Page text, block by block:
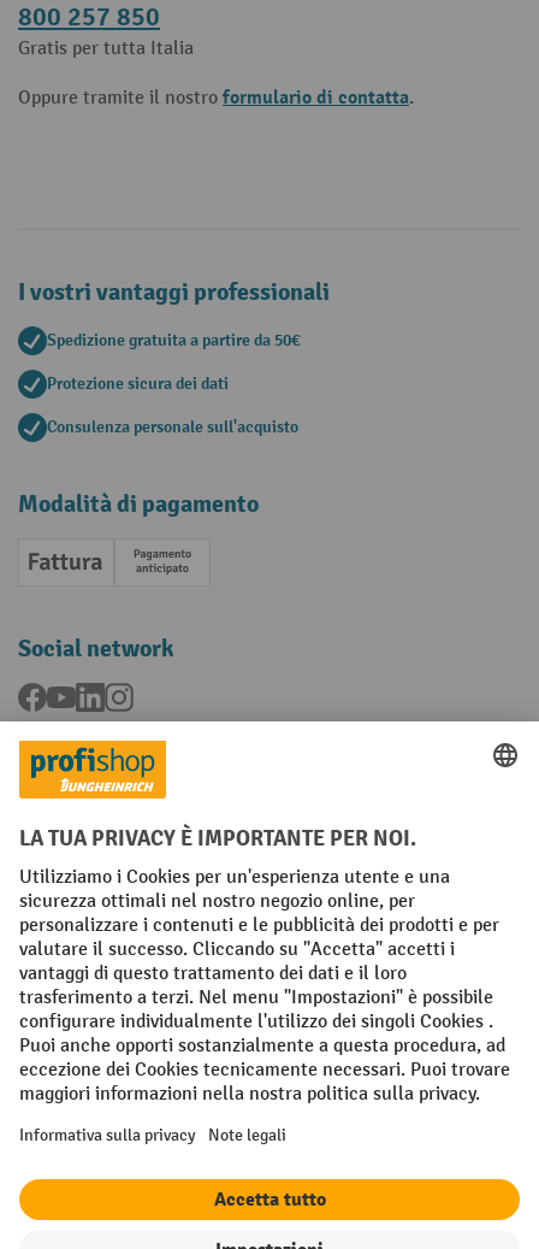
800 257 850
Gratis per tutta Italia
Oppure tramite il nostro formulario di contatta.
I vostri vantaggi professionali
Spedizione gratuita a partire da 50€
Protezione sicura dei dati
Consulenza personale sull'acquisto
Modalità di pagamento
Fattura Pagamento anticipato
Social network
Facebook
YouTubeLinkedInInstagram
Condizioni Generali di Vendita
Dichiarazione di protezione dei dati Impronta
Impostazioni sulla privacy
All prices excl. VAT plusshipping costsand possible delivery charges,
if not stated otherwise.
¹ Lo sconto è valido fino a esaurimento scorte. Lo sconto non si applica
ai prezzi speciali. Non è possibile la combinazione con altri sconti o
buoni in percentuale. | ² Lo sconto viene concesso una sola volta al
per 10 giorni e può essere riscosso online a partire da un valore netto
categoria di prodotto ed è fino al 10%. Sono esclusi i transpallet
elettrici, i carrelli elevatori elettrici, i carrelli elevatori frontali